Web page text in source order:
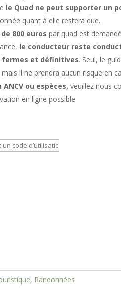
le Quad ne peut supporter un
quant à elle restera due.
800 euros par quad est
le conducteur reste
fermes et définitives. Seul, le
il ne prendra aucun risque en
ou espèces, veuillez nous
en ligne possible
, Randonnées